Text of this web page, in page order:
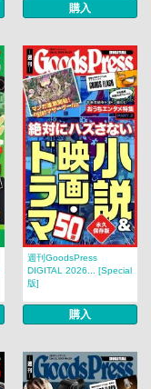
購入
週刊GoodsPress
DIGITAL 2026... [Special
版]
購入